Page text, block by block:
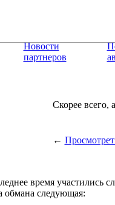
Новости
партнеров
Скорее всего,
←
время участились
обмана следующая: